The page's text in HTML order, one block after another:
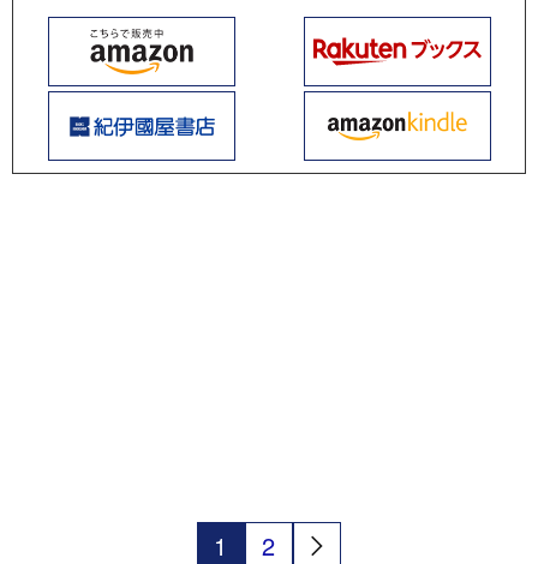
1 2